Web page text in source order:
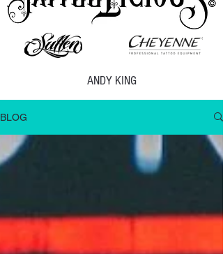
ANDY KING
BLOG